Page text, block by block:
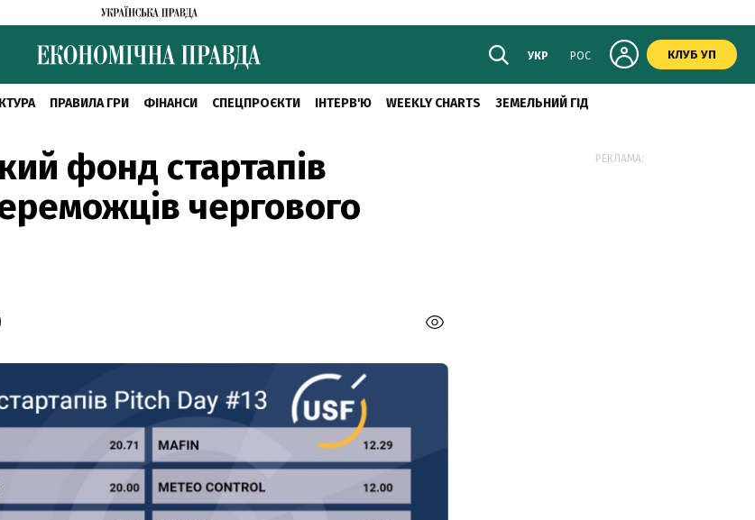
УКР РОС КЛУБ УП
ПРАВИЛА ГРИ ФІНАНСИ СПЕЦПРОЄКТИ ІНТЕРВ'Ю WEEKLY CHARTS ЗЕМЕЛЬНИЙ ГІД
фонд стартапів
чергового
РЕКЛАМА: